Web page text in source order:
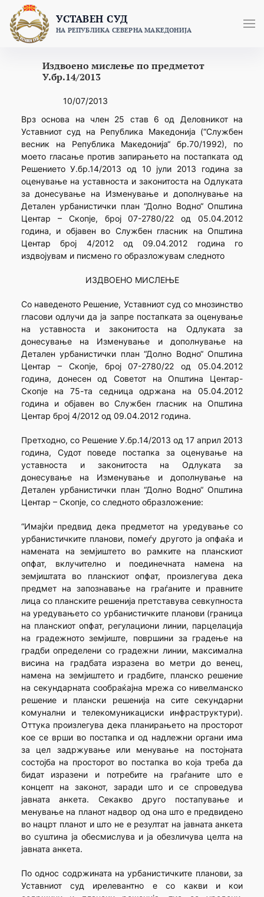
content
УСТАВЕН СУД
НА РЕПУБЛИКА СЕВЕРНА МАКЕДОНИЈА
Издвоено мислење по предметот
У.бр.14/2013
10/07/2013
Врз основа на член 25 став 6 од Деловникот на
Уставниот суд на Република Македонија (“Службен
весник на Република Македонија“ бр.70/1992), по
моето гласање против запирањето на постапката од
Решението У.бр.14/2013 од 10 јули 2013 година за
оценување на уставноста и законитоста на Одлуката
за донесување на Изменување и дополнување на
Детален урбанистички план “Долно Водно“ Општина
Центар – Скопје, број 07-2780/22 од 05.04.2012
година, и објавен во Службен гласник на Општина
Центар број 4/2012 од 09.04.2012 година го
издвојувам и писмено го образложувам следното
ИЗДВОЕНО МИСЛЕЊЕ
Со наведеното Решение, Уставниот суд со мнозинство
гласови одлучи да ја запре постапката за оценување
на уставноста и законитоста на Одлуката за
донесување на Изменување и дополнување на
Детален урбанистички план “Долно Водно“ Општина
Центар – Скопје, број 07-2780/22 од 05.04.2012
година, донесен од Советот на Општина Центар-
Скопје на 75-та седница одржана на 05.04.2012
година и објавен во Службен гласник на Општина
Центар број 4/2012 од 09.04.2012 година.
Претходно, со Решение У.бр.14/2013 од 17 април 2013
година, Судот поведе постапка за оценување на
уставноста и законитоста на Одлуката за
донесување на Изменување и дополнување на
Детален урбанистички план “Долно Водно“ Општина
Центар – Скопје, со следното образложение:
“Имајќи предвид дека предметот на уредување со
урбанистичките планови, помеѓу другото ја опфаќа и
намената на земјиштето во рамките на планскиот
опфат, вклучително и поединечната намена на
земјиштата во планскиот опфат, произлегува дека
предмет на запознавање на граѓаните и правните
лица со планските решенија претставува севкупноста
на уредувањето со урбанистичките планови (граница
на планскиот опфат, регулациони линии, парцелација
на градежното земјиште, површини за градење на
градби определени со градежни линии, максимална
висина на градбата изразена во метри до венец,
намена на земјиштето и градбите, планско решение
на секундарната сообраќајна мрежа со нивелманско
решение и плански решенија на сите секундарни
комунални и телекомуникациски инфраструктури).
Оттука произлегува дека планирањето на просторот
кое се врши во постапка и од надлежни органи има
за цел задржување или менување на постојната
состојба на просторот во постапка во која треба да
бидат изразени и потребите на граѓаните што е
концепт на законот, заради што и се спроведува
јавната анкета. Секакво друго постапување и
менување на планот надвор од она што е предвидено
во нацрт планот и што не е резултат на јавната анкета
во суштина ја обесмислува и ја обезличува целта на
јавната анкета.
По однос содржината на урбанистичките планови, за
Уставниот суд ирелевантно е со какви и кои